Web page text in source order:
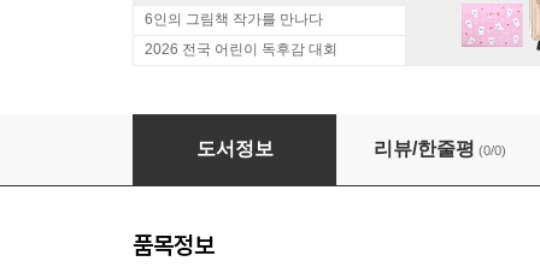
6인의 그림책 작가를 만나다
2026 전국 어린이 독후감 대회
오징어섬의 어린왕자
도서정보 리뷰/한줄평 (0/0)
품목정보